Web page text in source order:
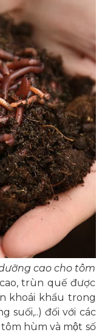
cao cho tôm
trùn quế được
khoái khẩu trong
suối,..) đối với các
hùm và một số